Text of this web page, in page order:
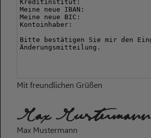
Mit freundlichen Grüßen
Max Mustermann
Max Mustermann